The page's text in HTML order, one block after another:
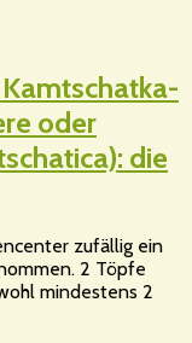
oder
die
zufällig ein
2 Töpfe
mindestens 2